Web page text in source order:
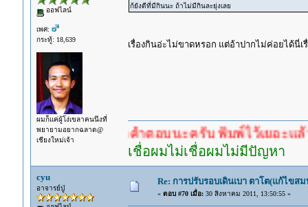
ออฟไลน์
เพศ:
กระทู้: 18,639
ผมก็แค่ผู้โง่เขลาคนนึงที่
พยายามอยากฉลาด@
เชียงใหม่เจ้า
ก้ยังดีที่มีกินนะ ถ้าไม่มีกินละยุ่งเลย
เรื่องกินอ่ะไม่ขาดหรอก แต่อ้าปากไม่ค่อยได้นี่เ
ตอบก่อนรอคำตอบนะครับ พิมพ์ไว้เยอะแล้ว หาอ่าน
เชื่อผมไม่เชื่อผมไม่มีปัญหา
cyu
อาจารย์ปู่
Re: การปรับรอบเดินเบา ตาโต(แก้ไขส
« ตอบ #70 เมื่อ:30 สิงหาคม 2011, 13:50:55 »